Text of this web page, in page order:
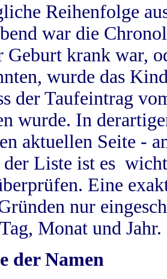
Reihenfolge
war die
Geburt krank war,
wurde das
der Taufeintrag
wurde. In
aktuellen Seite -
der Liste ist es
Eine
nur
Monat und Jahr.
der Namen